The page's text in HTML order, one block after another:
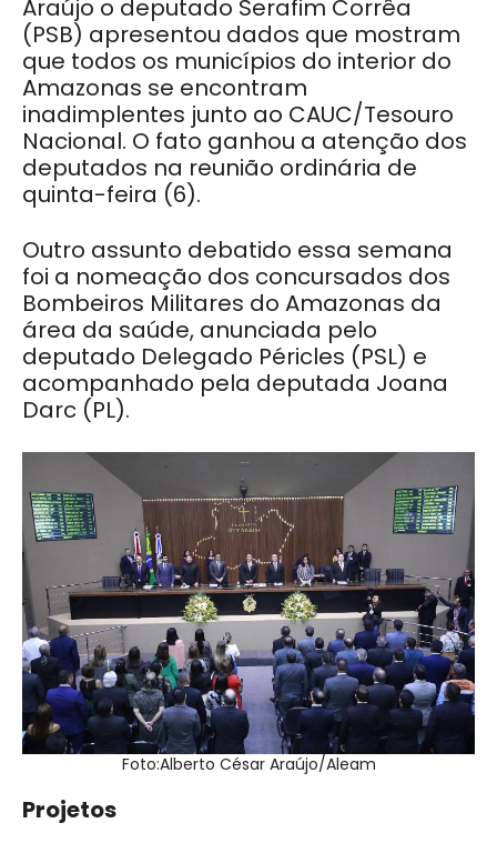
Araújo o deputado Serafim Corrêa
(PSB) apresentou dados que mostram
que todos os municípios do interior do
Amazonas se encontram
inadimplentes junto ao CAUC/Tesouro
Nacional. O fato ganhou a atenção dos
deputados na reunião ordinária de
quinta-feira (6).
Outro assunto debatido essa semana
foi a nomeação dos concursados dos
Bombeiros Militares do Amazonas da
área da saúde, anunciada pelo
deputado Delegado Péricles (PSL) e
acompanhado pela deputada Joana
Darc (PL).
Foto:Alberto César Araújo/Aleam
Projetos